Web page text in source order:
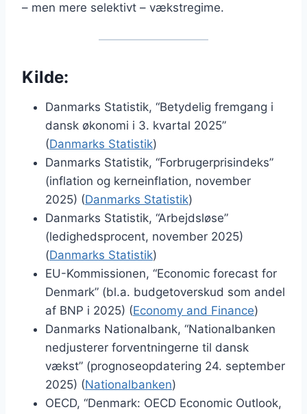
– men mere selektivt – vækstregime.
Kilde:
Danmarks Statistik, “Betydelig fremgang i
dansk økonomi i 3. kvartal 2025”
(Danmarks Statistik)
Danmarks Statistik, “Forbrugerprisindeks”
(inflation og kerneinflation, november
2025) (Danmarks Statistik)
Danmarks Statistik, “Arbejdsløse”
(ledighedsprocent, november 2025)
(Danmarks Statistik)
EU-Kommissionen, “Economic forecast for
Denmark” (bl.a. budgetoverskud som andel
af BNP i 2025) (Economy and Finance)
Danmarks Nationalbank, “Nationalbanken
nedjusterer forventningerne til dansk
vækst” (prognoseopdatering 24. september
2025) (Nationalbanken)
OECD, “Denmark: OECD Economic Outlook,